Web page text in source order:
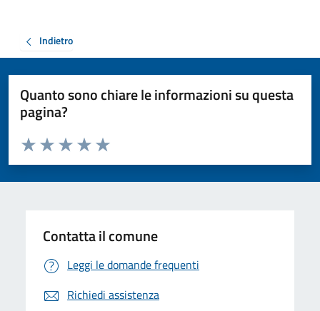
Indietro
Quanto sono chiare le informazioni su questa
pagina?
Valuta da 1 a 5 stelle la pagina
Valuta 5 stelle su 5
Valuta 4 stelle su 5
Valuta 3 stelle su 5
Valuta 2 stelle su 5
Valuta 1 stelle su 5
Contatta il comune
Leggi le domande frequenti
Richiedi assistenza